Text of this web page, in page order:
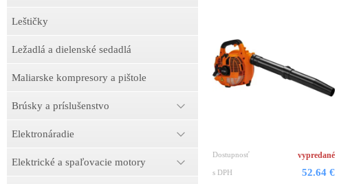
Leštičky
Ležadlá a dielenské sedadlá
Maliarske kompresory a pištole
Brúsky a príslušenstvo
Elektronáradie
Elektrické a spaľovacie motory
Dostupnosť vypredané
s DPH 52.64 €